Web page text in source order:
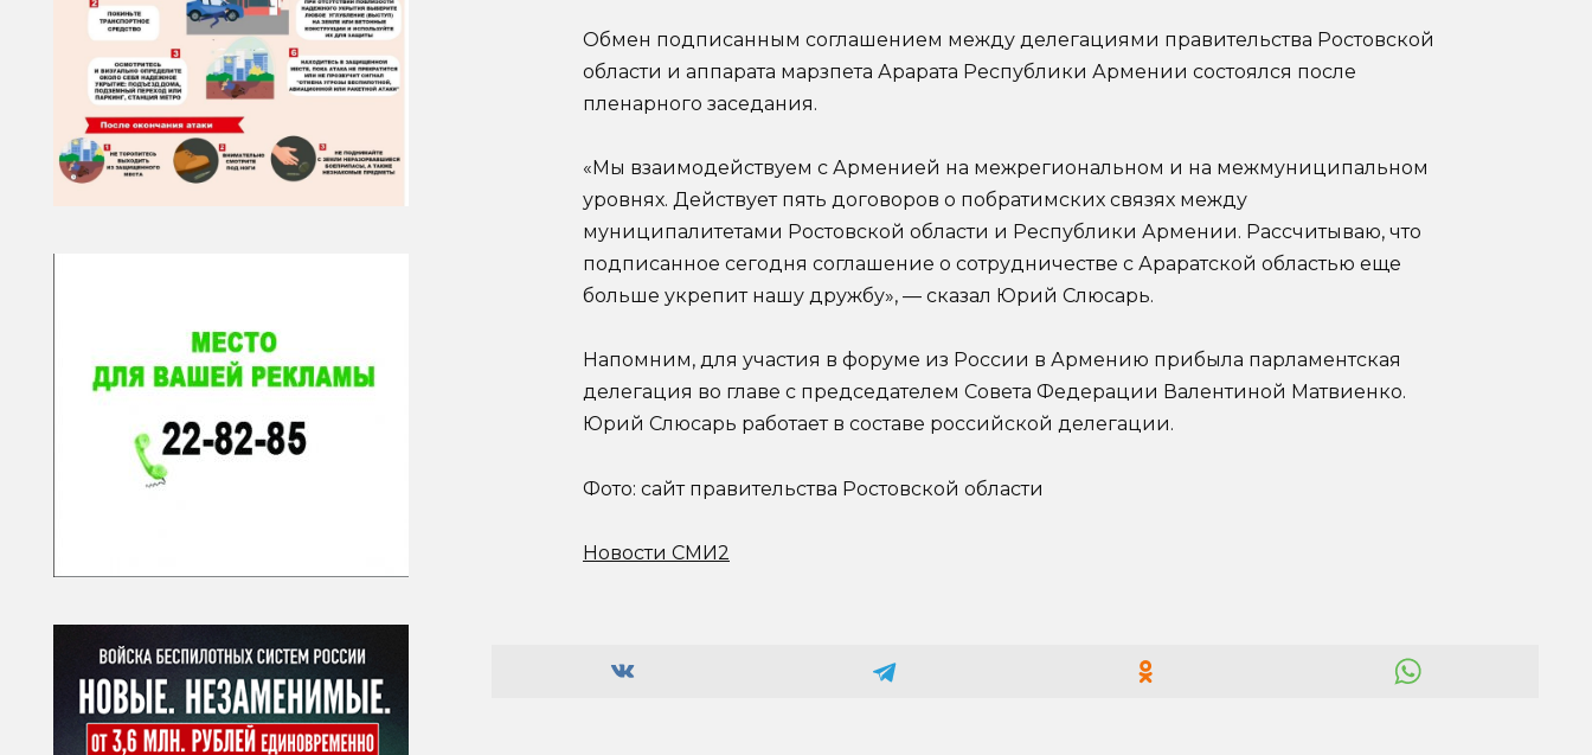
Обмен подписанным соглашением между делегациями правительства Ростовской
области и аппарата марзпета Арарата Республики Армении состоялся после
пленарного заседания.
«Мы взаимодействуем с Арменией на межрегиональном и на межмуниципальном
уровнях. Действует пять договоров о побратимских связях между
муниципалитетами Ростовской области и Республики Армении. Рассчитываю, что
подписанное сегодня соглашение о сотрудничестве с Араратской областью еще
больше укрепит нашу дружбу», — сказал Юрий Слюсарь.
Напомним, для участия в форуме из России в Армению прибыла парламентская
делегация во главе с председателем Совета Федерации Валентиной Матвиенко.
Юрий Слюсарь работает в составе российской делегации.
Фото: сайт правительства Ростовской области
Новости СМИ2